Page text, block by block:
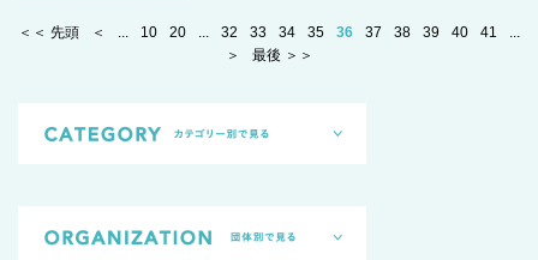
＜＜ 先頭 ＜ ... 10 20 ... 32 33 34 35 36 37 38 39 40 41
...
＞
最後 ＞＞